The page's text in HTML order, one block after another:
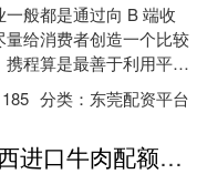
般都是通过向 B 端收
量给消费者创造一个比较
程算是最善于利用平台
变着法子赚钱的一个，
185 分类： 东莞配资平台
宝贷配资 巴西进口牛肉配额将尽，商超与餐厅受到什么影响？